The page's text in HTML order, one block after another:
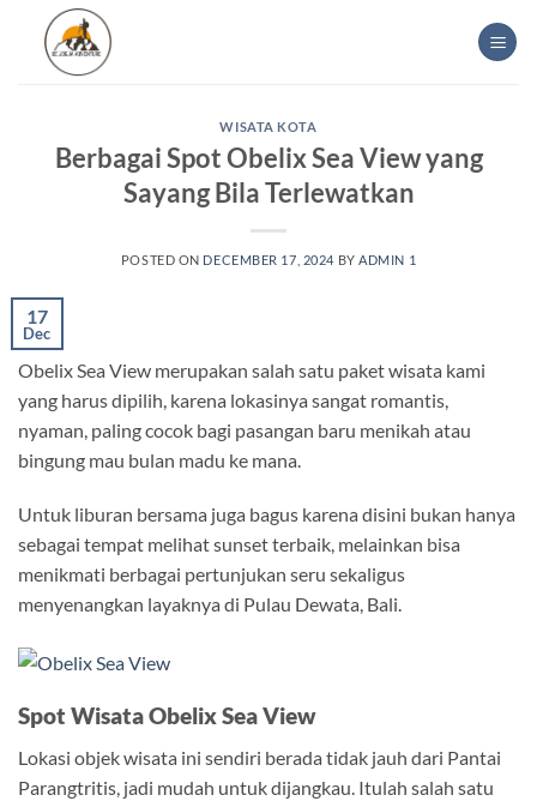
content
WISATA KOTA
Berbagai Spot Obelix Sea View yang
Sayang Bila Terlewatkan
POSTED ON DECEMBER 17, 2024 BY ADMIN 1
17
Dec
Obelix Sea View merupakan salah satu paket wisata kami
yang harus dipilih, karena lokasinya sangat romantis,
nyaman, paling cocok bagi pasangan baru menikah atau
bingung mau bulan madu ke mana.
Untuk liburan bersama juga bagus karena disini bukan hanya
sebagai tempat melihat sunset terbaik, melainkan bisa
menikmati berbagai pertunjukan seru sekaligus
menyenangkan layaknya di Pulau Dewata, Bali.
Spot Wisata Obelix Sea View
Lokasi objek wisata ini sendiri berada tidak jauh dari Pantai
Parangtritis, jadi mudah untuk dijangkau. Itulah salah satu